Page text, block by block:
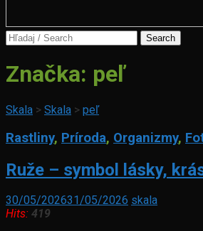
Search
Značka: peľ
Skala > Skala > peľ
Rastliny, Príroda, Organizmy,
Ruže – symbol lásky,
30/05/202631/05/2026 skala
Hits: 419